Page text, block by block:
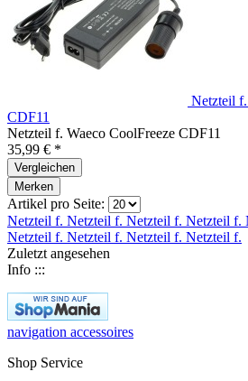
Netzteil
CDF11
Netzteil f. Waeco CoolFreeze CDF11
35,99 € *
Vergleichen
Merken
Artikel pro Seite:
Netzteil f. Netzteil f. Netzteil f. Netzteil f.
Netzteil f. Netzteil f. Netzteil f. Netzteil f.
Zuletzt angesehen
Info :::
navigation accessoires
Shop Service